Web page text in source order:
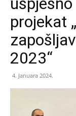
projekat
2023“
4. Januara 2024.